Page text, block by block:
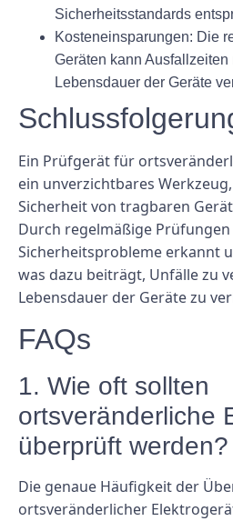
Sicherheitsstandards
Kosteneinsparungen: Die
Geräten kann
Lebensdauer der Geräte
Ein Prüfgerät für
ein unverzichtbares
Sicherheit von tragbaren
Durch regelmäßige
Sicherheitsprobleme erkannt
was dazu beiträgt, Unfälle zu
Lebensdauer der Geräte zu
FAQs
1. Wie oft sollten
ortsveränderliche
überprüft werden?
Die genaue Häufigkeit der
ortsveränderlicher